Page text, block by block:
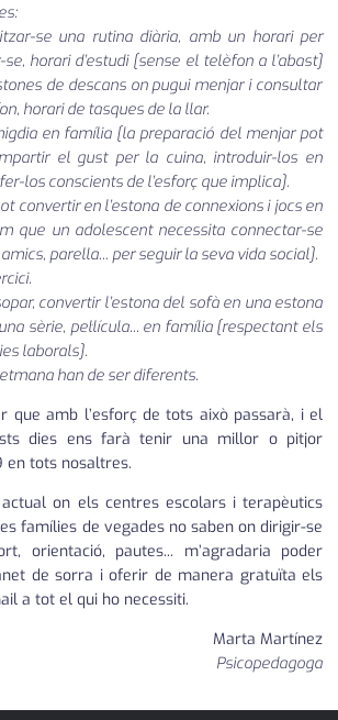
se una rutina diària, amb un horari per
se, horari d’estudi [sense el telèfon a l’abast]
de descans on pugui menjar i consultar
horari de tasques de la llar.
en família [la preparació del menjar pot
el gust per la cuina, introduir-los en
los conscients de l’esforç que implica].
convertir en l’estona de connexions i jocs en
que un adolescent necessita connectar-se
parella... per seguir la seva vida social].
convertir l’estona del sofà en una estona
sèrie, pel·lícula... en família [respectant els
laborals].
han de ser diferents.
que amb l’esforç de tots això passarà, i el
dies ens farà tenir una millor o pitjor
en tots nosaltres.
on els centres escolars i terapèutics
famílies de vegades no saben on dirigir-se
orientació, pautes... m’agradaria poder
de sorra i oferir de manera gratuïta els
a tot el qui ho necessiti.
Marta Martínez
Psicopedagoga